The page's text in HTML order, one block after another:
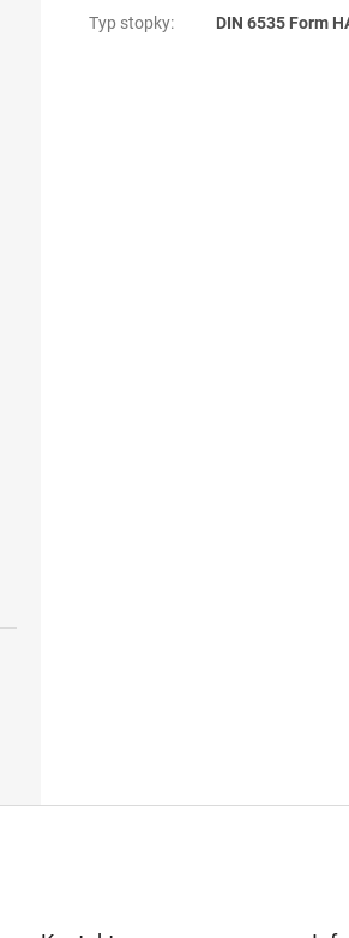
Typ stopky: DIN 6535 Form